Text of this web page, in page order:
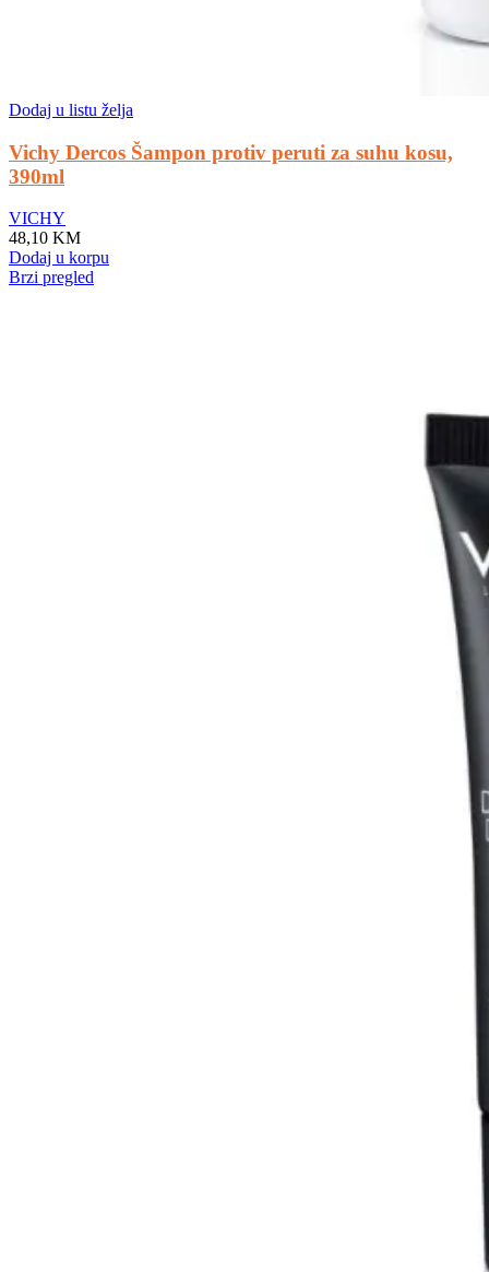
Dodaj u listu želja
Vichy Dercos Šampon protiv peruti za suhu kosu,
390ml
VICHY
48,10 KM
Dodaj u korpu
Brzi pregled